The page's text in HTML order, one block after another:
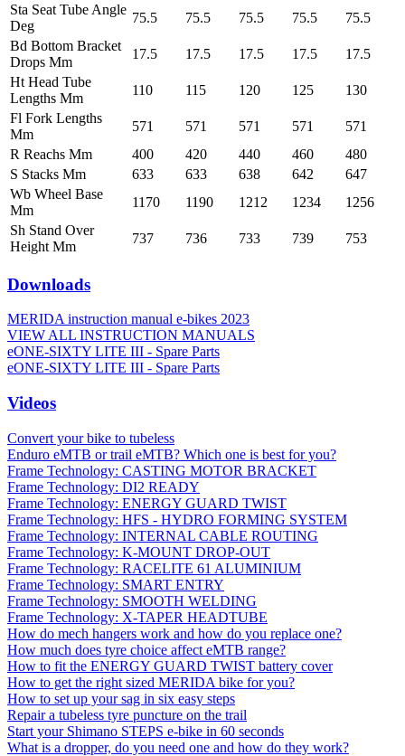
Sta Seat Tube Angle
Deg
75.5 75.5 75.5 75.5
75.5
Bd Bottom Bracket
Drops Mm
17.5 17.5 17.5 17.5
17.5
Ht Head Tube
Lengths Mm
110 115 120 125
130
Fl Fork Lengths
Mm
571 571 571 571
571
R Reachs Mm
400 420 440 460
480
S Stacks Mm
633 633 638 642
647
Wb Wheel Base
Mm
1170 1190 1212 1234
1256
Sh Stand Over
Height Mm
737 736 733 739 753
Downloads
MERIDA instruction manual e-bikes 2023
VIEW ALL INSTRUCTION MANUALS
eONE-SIXTY LITE III - Spare Parts
eONE-SIXTY LITE III - Spare Parts
Videos
Convert your bike to tubeless
Enduro eMTB or trail eMTB? Which one is best for you?
Frame Technology: CASTING MOTOR BRACKET
Frame Technology: DI2 READY
Frame Technology: ENERGY GUARD TWIST
Frame Technology: HFS - HYDRO FORMING SYSTEM
Frame Technology: INTERNAL CABLE ROUTING
Frame Technology: K-MOUNT DROP-OUT
Frame Technology: RACELITE 61 ALUMINIUM
Frame Technology: SMART ENTRY
Frame Technology: SMOOTH WELDING
Frame Technology: X-TAPER HEADTUBE
How do mech hangers work and how do you replace one?
How much does tyre choice affect eMTB range?
How to fit the ENERGY GUARD TWIST battery cover
How to get the right sized MERIDA bike for you?
How to set up your sag in six easy steps
Repair a tubeless tyre puncture on the trail
Start your Shimano STEPS e-bike in 60 seconds
What is a dropper, do you need one and how do they work?